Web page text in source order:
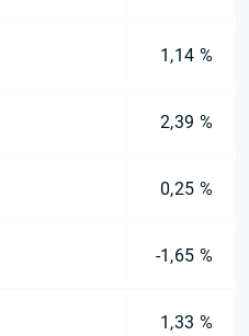
1,14 %
2,39 %
0,25 %
-1,65 %
1,33 %